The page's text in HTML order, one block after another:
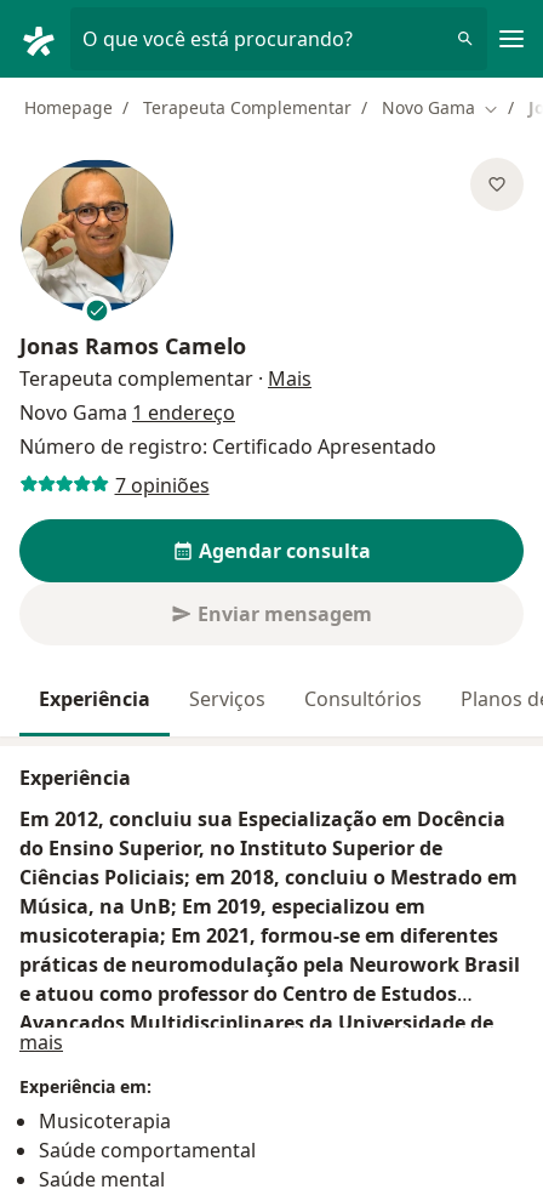
O que você está procurando?
Homepage Terapeuta Complementar Novo Gama Mudar
Jonas Ramos Camelo
Terapeuta complementar · Mais
Novo Gama 1 endereço
Número de registro: Certificado Apresentado
7 opiniões
Agendar consulta
Enviar mensagem
Experiência Serviços Consultórios Planos
Experiência
Em 2012, concluiu sua Especialização em Docência
do Ensino Superior, no Instituto Superior de
Ciências Policiais; em 2018, concluiu o Mestrado em
Música, na UnB; Em 2019, especializou em
musicoterapia; Em 2021, formou-se em diferentes
práticas de neuromodulação pela Neurowork Brasil
e atuou como professor do Centro de Estudos
Avançados Multidisciplinares da Universidade de
Brasília – CEAM/UnB. Atualmente é doutorando em
Neurociências pela LOGOS UNIVERSITY
INTERNATIONAL, na linha de pesquisa
neuromodulação não invasiva.
mais
Experiência em:
Musicoterapia
Saúde comportamental
Saúde mental